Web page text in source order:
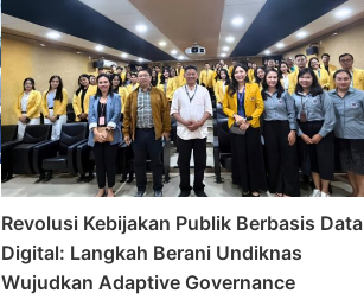
Revolusi Kebijakan Publik Berbasis Data
Digital: Langkah Berani Undiknas
Wujudkan Adaptive Governance